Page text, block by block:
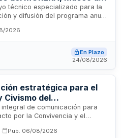
de Lleida
técnico especializado para la
y difusión del programa anual
El servicio incluye la elaboración
periódicas físicas y
de herramientas de
de propuestas de mejora en
tres años adicionales.
2026
En Plazo
24/08/2026
estratégica para el
Civismo del
de comunicación para
por la Convivencia y el
Lleida. El servicio incluye
de contenidos, difusión y
Pub. 06/08/2026